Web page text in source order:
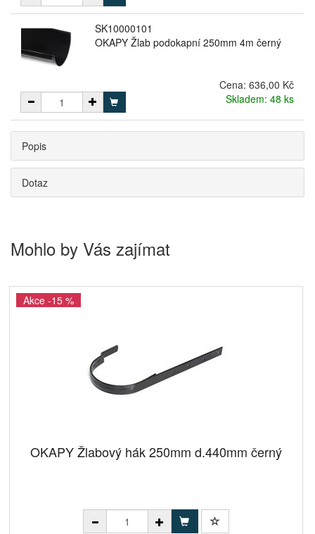
SK10000101
OKAPY Žlab podokapní 250mm 4m černý
Cena: 636,00 Kč
Skladem: 48 ks
Popis
Dotaz
Mohlo by Vás zajímat
Akce -15 %
OKAPY Žlabový hák 250mm d.440mm černý